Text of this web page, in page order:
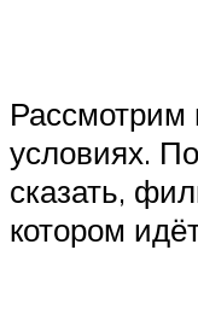
Рассмотрим
условиях.
сказать,
котором